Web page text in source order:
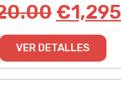
€
VER DETALLES